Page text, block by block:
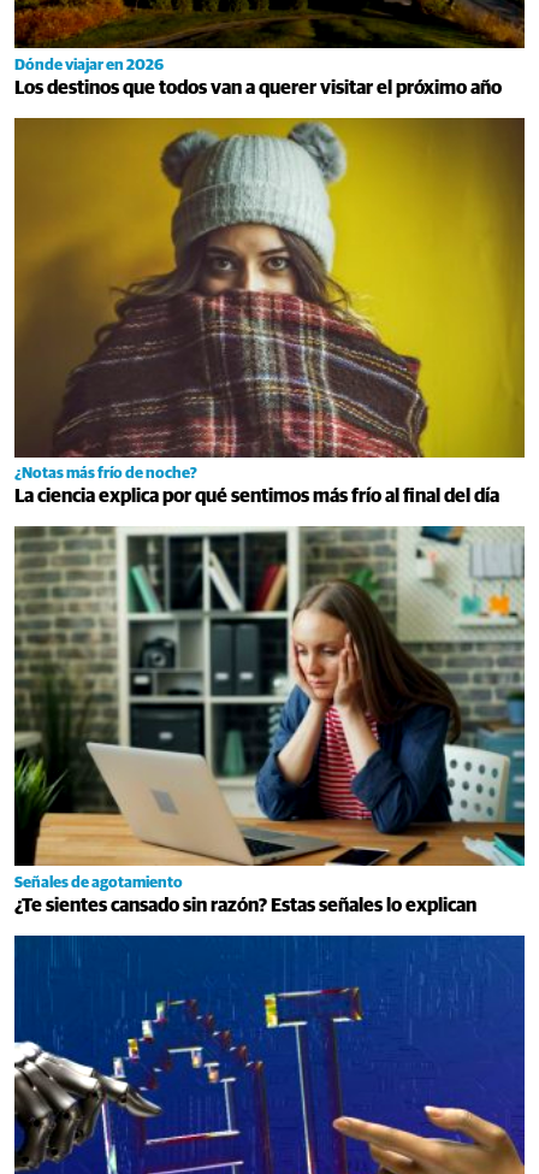
Dónde viajar en 2026
Los destinos que todos van a querer visitar el próximo año
¿Notas más frío de noche?
La ciencia explica por qué sentimos más frío al final del día
Señales de agotamiento
¿Te sientes cansado sin razón? Estas señales lo explican